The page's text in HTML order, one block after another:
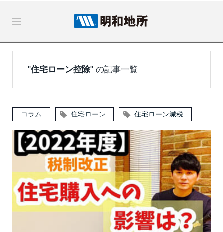
"住宅ローン控除" の記事一覧
コラム 住宅ローン 住宅ローン減税